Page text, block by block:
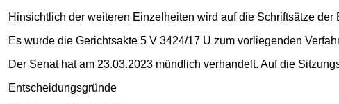
Hinsichtlich der weiteren Einzelheiten wird auf die Schriftsätze
Es wurde die Gerichtsakte 5 V 3424/17 U zum vorliegenden
Der Senat hat am 23.03.2023 mündlich verhandelt. Auf die
Entscheidungsgründe